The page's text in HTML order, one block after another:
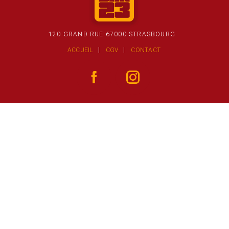
120 GRAND RUE 67000 STRASBOURG
ACCUEIL CGV CONTACT